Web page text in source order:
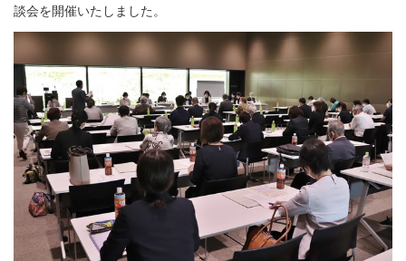
談会を開催いたしました。